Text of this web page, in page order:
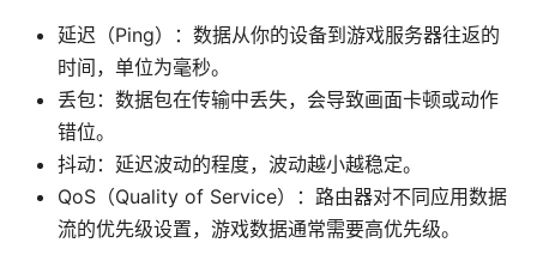
延迟（Ping）：数据从你的设备到游戏服务器往返的
时间，单位为毫秒。
丢包：数据包在传输中丢失，会导致画面卡顿或动作
错位。
抖动：延迟波动的程度，波动越小越稳定。
QoS（Quality of Service）：路由器对不同应用数据
流的优先级设置，游戏数据通常需要高优先级。